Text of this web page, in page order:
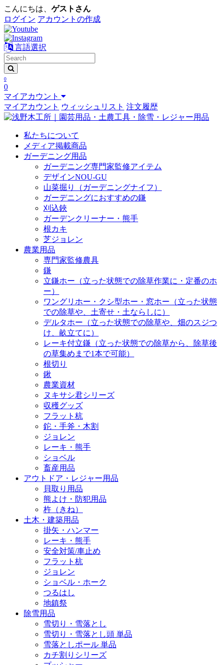
こんにちは、 ゲストさん
ログイン アカウントの作成
言語選択
0
0
マイアカウント
マイアカウント ウィッシュリスト 注文履歴
私たちについて
メディア掲載商品
ガーデニング用品
ガーデニング専門家監修アイテム
デザインNOU-GU
山菜掘り（ガーデニングナイフ）
ガーデニングにおすすめの鎌
刈込鋏
ガーデンクリーナー・熊手
根カキ
芝ジョレン
農業用品
専門家監修農具
鎌
立鎌ホー（立った状態での除草作業に・定番のホ
ー）
ワングリホー・クシ型ホー・窓ホー（立った状態
での除草や、土寄せ・土ならしに）
デルタホー（立った状態での除草や、畑のスジつ
け、畝立てに）
レーキ付立鎌（立った状態での除草から、除草後
の草集めまで1本で可能）
根切り
鍬
農業資材
ヌキサシ君シリーズ
収穫グッズ
フラット杭
鉈・手斧・木割
ジョレン
レーキ・熊手
ショベル
畜産用品
アウトドア・レジャー用品
貝取り用品
熊よけ・防犯用品
杵（きね）
土木・建築用品
掛矢・ハンマー
レーキ・熊手
安全対策/車止め
フラット杭
ジョレン
ショベル・ホーク
つるはし
地鎮祭
除雪用品
雪切り・雪落とし
雪切り・雪落とし頭 単品
雪落としポール 単品
カチ割りシリーズ